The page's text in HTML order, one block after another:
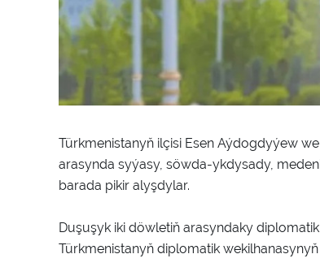
Türkmenistanyň ilçisi Esen Aýdogdyýew
arasynda syýasy, söwda-ykdysady,
barada pikir alyşdylar.
Duşuşyk iki döwletiň arasyndaky
Türkmenistanyň diplomatik